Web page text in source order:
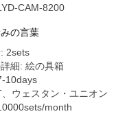
CAM-8200
の言葉
2sets
細: 絵の具箱
10days
ウェスタン・ユニオン
month